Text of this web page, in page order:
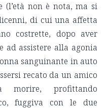
(l’età non è nota, ma si
di cui una affetta
costrette, dopo aver
ad assistere alla agonia
sanguinante in auto
recato da un amico
morire, profittando
fuggiva con le due